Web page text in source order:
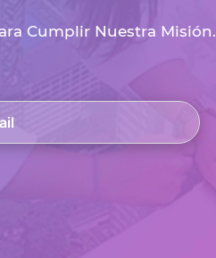
Cumplir Nuestra Misión.